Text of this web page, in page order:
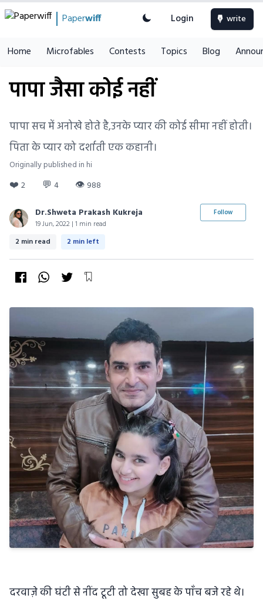
Paperwiff Login write
Home Microfables Contests Topics Blog
पापा जैसा कोई नहीं
पापा सच में अनोखे होते है,उनके प्यार की कोई सीमा नहीं होती।
पिता के प्यार को दर्शाती एक कहानी।
Originally published in hi
❤️ 2 💬 4 👁 988
Dr.Shweta Prakash Kukreja
19 Jun, 2022 | 1 min read
Follow
2 min read 2 min left
दरवाज़े की घंटी से नींद टूटी तो देखा सुबह के पाँच बजे रहे थे।